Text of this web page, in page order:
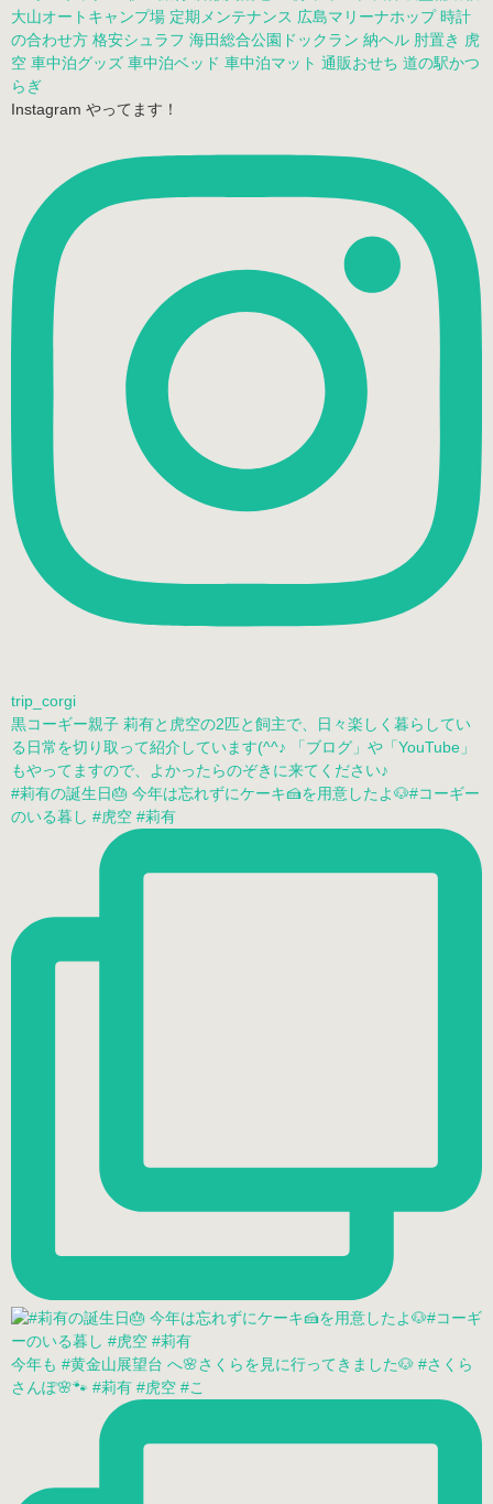
大山オートキャンプ場 定期メンテナンス 広島マリーナホップ 時計
の合わせ方 格安シュラフ 海田総合公園ドックラン 納ヘル 肘置き 虎
空 車中泊グッズ 車中泊ベッド 車中泊マット 通販おせち 道の駅かつ
らぎ
Instagram やってます！
trip_corgi
黒コーギー親子 莉有と虎空の2匹と飼主で、日々楽しく暮らしてい
る日常を切り取って紹介しています(^^♪ 「ブログ」や「YouTube」
もやってますので、よかったらのぞきに来てください♪
#莉有の誕生日🎂 今年は忘れずにケーキ🍰を用意したよ🐶#コーギー
のいる暮し #虎空 #莉有
今年も #黄金山展望台 へ🌸さくらを見に行ってきました🐶 #さくら
さんぽ🌸🐾 #莉有 #虎空 #こ